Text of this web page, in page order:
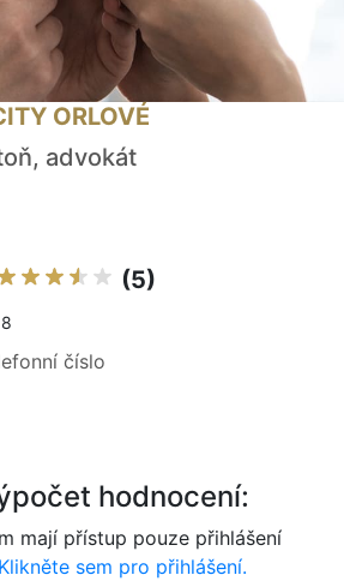
ORLOVÉ
advokát
(5)
číslo
hodnocení:
mají přístup pouze přihlášení
Klikněte sem pro přihlášení.